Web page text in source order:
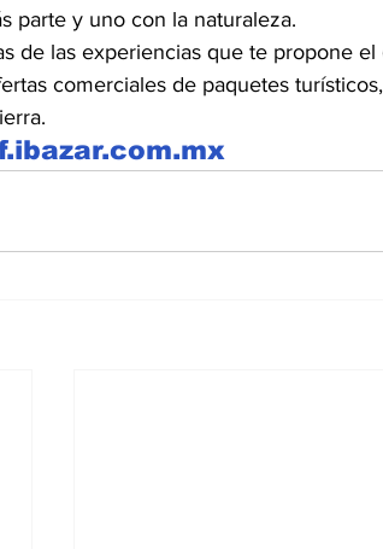
parte y uno con la naturaleza.
de las experiencias que te propone el
comerciales de paquetes